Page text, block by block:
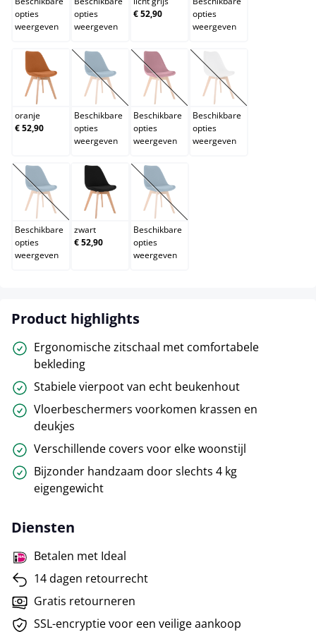
opties
weergeven
opties
weergeven
€ 52,90
opties
weergeven
oranje
oranje
€ 52,90
purper
(Deze optie is momenteel niet beschikbaar.)
Beschikbare
opties
weergeven
rood
(Deze optie is momenteel niet
Beschikbare
opties
weergeven
wit
(Deze optie is
Beschikbare
opties
weergeven
wit/wit
(Deze optie is momenteel niet beschikbaar.)
Beschikbare
opties
weergeven
zwart
zwart
€ 52,90
zwart/zwart
(Deze optie is momenteel niet
Beschikbare
opties
weergeven
Product highlights
Ergonomische zitschaal met comfortabele
bekleding
Stabiele vierpoot van echt beukenhout
Vloerbeschermers voorkomen krassen en
deukjes
Verschillende covers voor elke woonstijl
Bijzonder handzaam door slechts 4 kg
eigengewicht
Diensten
Betalen met Ideal
14 dagen retourrecht
Gratis retourneren
SSL-encryptie voor een veilige aankoop